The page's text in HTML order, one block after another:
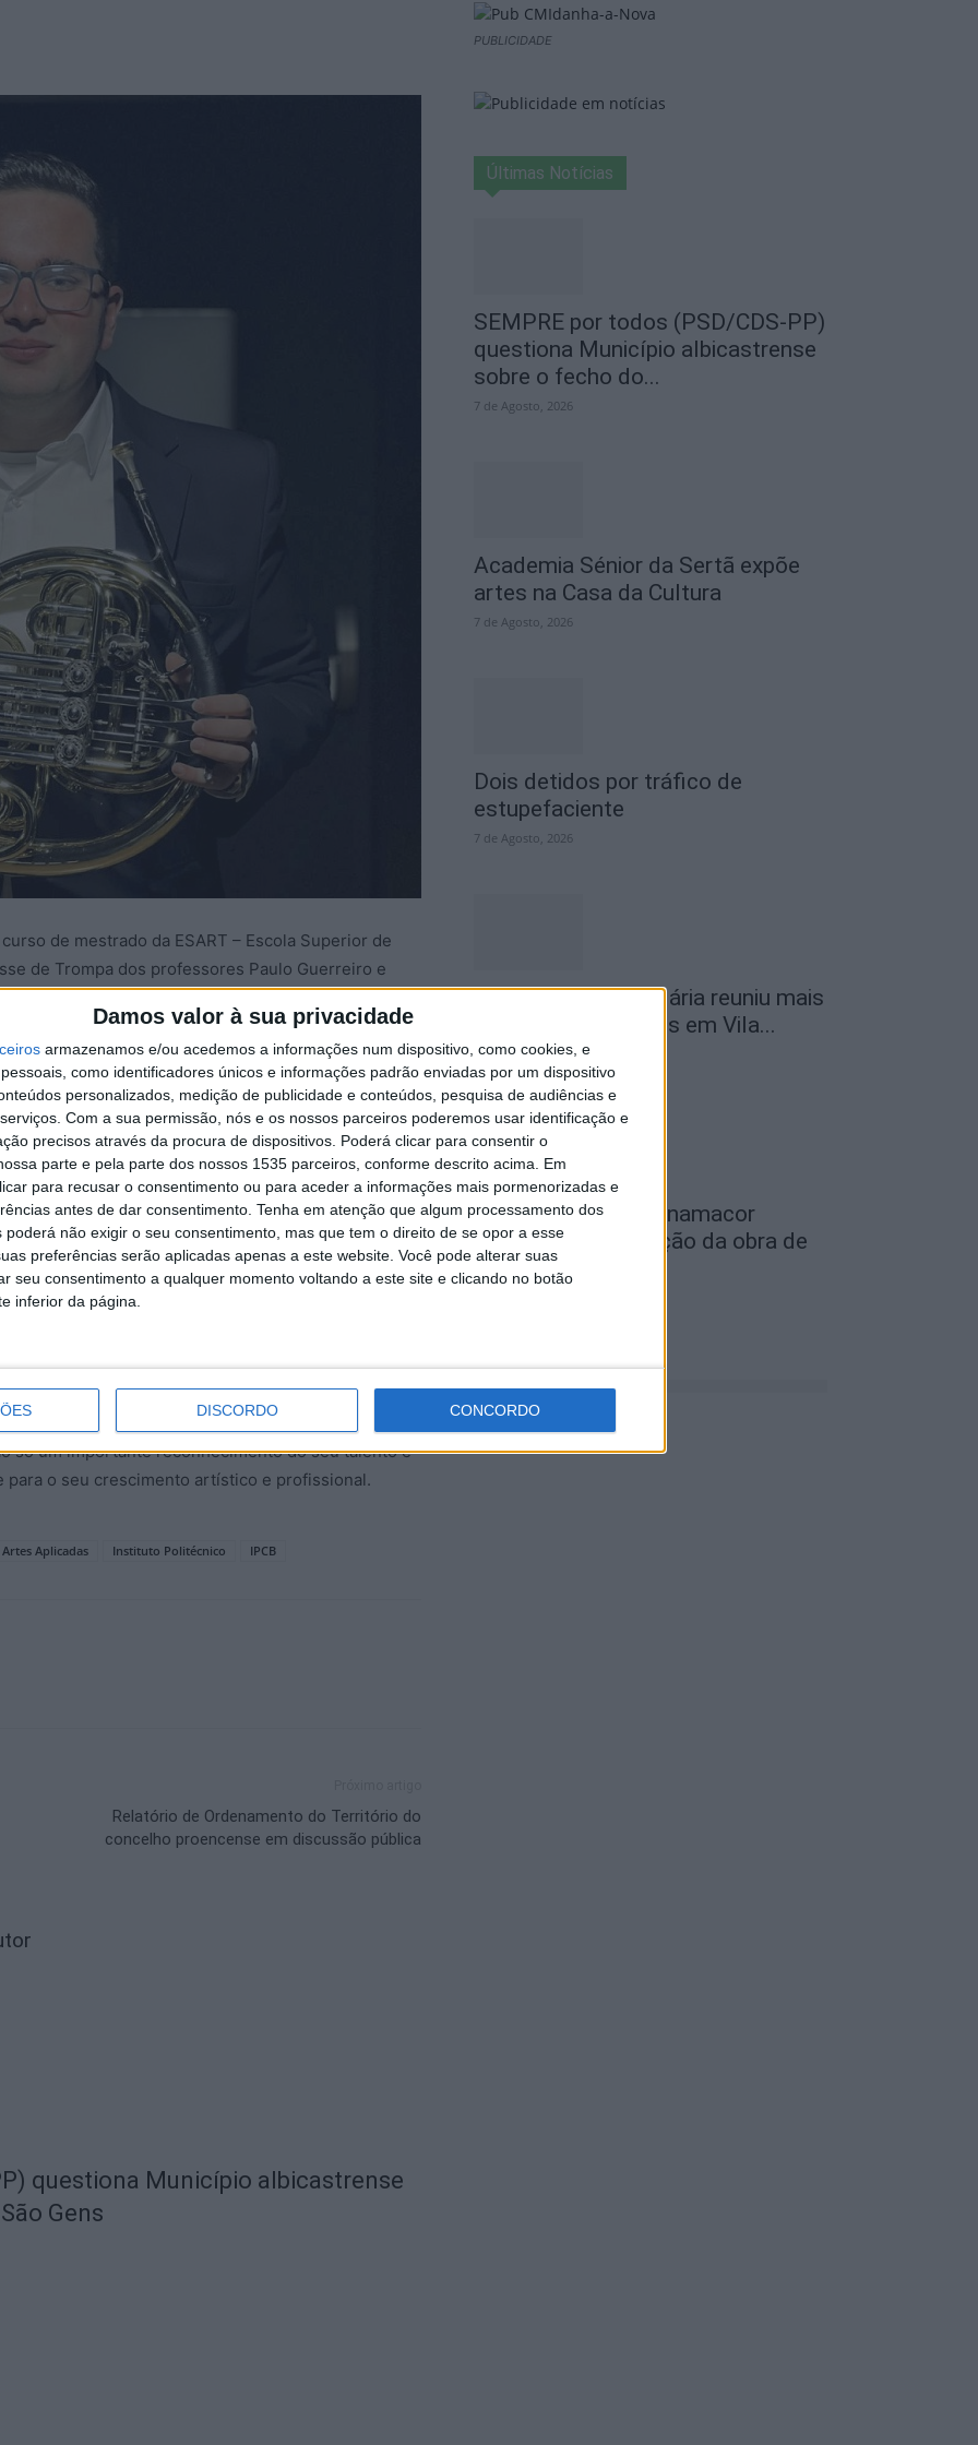
Damos valor à sua privacidade
armazenamos e/ou acedemos a informações num dispositivo, como cookies, e
como identificadores únicos e informações padrão enviadas por um dispositivo
personalizados, medição de publicidade e conteúdos, pesquisa de audiências e
Com a sua permissão, nós e os nossos parceiros poderemos usar identificação e
precisos através da procura de dispositivos. Poderá clicar para consentir o
parte e pela parte dos nossos 1535 parceiros, conforme descrito acima. Em
para recusar o consentimento ou para aceder a informações mais pormenorizadas e
antes de dar consentimento. Tenha em atenção que algum processamento dos
poderá não exigir o seu consentimento, mas que tem o direito de se opor a esse
preferências serão aplicadas apenas a este website. Você pode alterar suas
seu consentimento a qualquer momento voltando a este site e clicando no botão
inferior da página.
DISCORDO CONCORDO
de mestrado da ESART – Escola Superior de
de Trompa dos professores Paulo Guerreiro e
de 2025 da MIMA – Mondego International
academia de música MIMA é uma iniciativa de
desenvolvimento artístico e
projeto visa proporcionar um ambiente intensivo e
intérpretes, maestros e compositores, com foco
e experiências.
edição deste ano, que conta com a mentoria dos
Coelho, e envolve a realização de masterclasses,
emergentes, os participantes terão a
de grandes orquestras europeias como
da Galiza, Orquestra Sinfónica do Porto Casa
só um importante reconhecimento do seu talento e
para o seu crescimento artístico e profissional.
Aplicadas Instituto Politécnico IPCB
Relatório de Ordenamento do Território do
concelho proencense em discussão pública
questiona Município albicastrense
Gens
PUBLICIDADE
Últimas Notícias
SEMPRE por todos (PSD/CDS-PP)
questiona Município albicastrense
sobre o fecho do...
7 de Agosto, 2026
Academia Sénior da Sertã expõe
artes na Casa da Cultura
7 de Agosto, 2026
Dois detidos por tráfico de
estupefaciente
7 de Agosto, 2026
2ª Neon Walk Solidária reuniu mais
de 300 participantes em Vila...
7 de Agosto, 2026
Teatro Clube de Penamacor
recebeu apresentação da obra de
estreia de...